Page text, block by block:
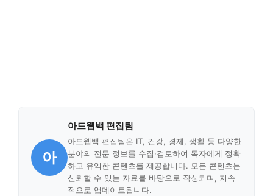
아
아드웹백 편집팀
아드웹백 편집팀은 IT, 건강, 경제, 생활 등 다양한
분야의 전문 정보를 수집·검토하여 독자에게 정확
하고 유익한 콘텐츠를 제공합니다. 모든 콘텐츠는
신뢰할 수 있는 자료를 바탕으로 작성되며, 지속
적으로 업데이트됩니다.